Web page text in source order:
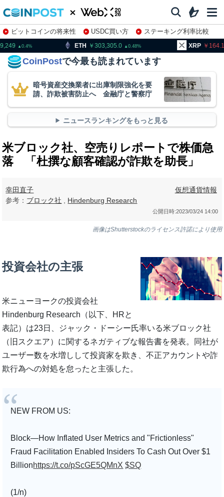
ビットコインの将来性 USDC買い方
ステーキング利率比較
株特集・関連銘柄
303,305.0 XRP 164.10
CoinPostで今最も読まれています
暗号資産交換業者に出庫制限強化を要
請、詐欺被害防止へ 金融庁と警察庁
ニュースランキングをもっと見る
米ブロック社、空売りレポートで株価急
落 「杜撰な顧客確認が詐欺を助長」
幸田直子
参考： ブロック社 Hindenburg Research
仮想通貨情報
公開日時:2023/03/24 14:00
画像はShutterstockのライセンス許諾により使用
投資会社の主張
米ニューヨークの投資会社
Hindenburg Research（以下、HRと
表記）は23日、ジャック・ドーシー氏率いる米ブロック社
（旧スクエア）に関するネガティブな報告書を発表。同社が
ユーザー数を水増しして投資家を欺き、不正アカウントや詐
欺行為への対処を怠ったと主張した。
NEW FROM US:
Block—How Inflated User Metrics and "Frictionless"
Fraud Facilitation Enabled Insiders To Cash Out Over $1
Billionhttps://t.co/pScGE5QMnX $SQ
(1/n)